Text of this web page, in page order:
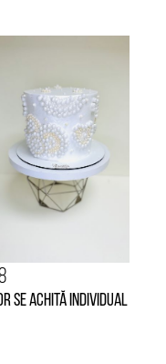
se achită individual